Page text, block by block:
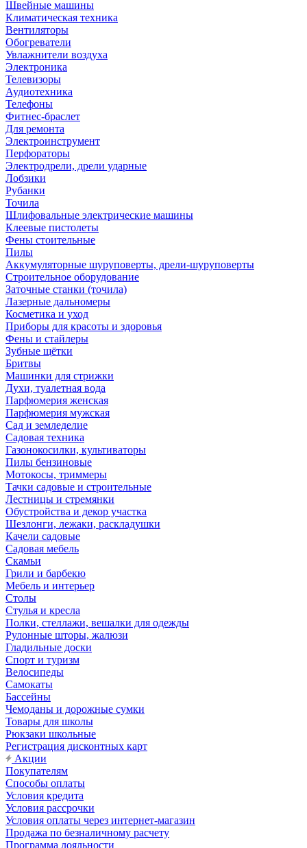
Швейные машины
Климатическая техника
Вентиляторы
Обогреватели
Увлажнители воздуха
Электроника
Телевизоры
Аудиотехника
Телефоны
Фитнес-браслет
Для ремонта
Электроинструмент
Перфораторы
Электродрели, дрели ударные
Лобзики
Рубанки
Точила
Шлифовальные электрические машины
Клеевые пистолеты
Фены стоительные
Пилы
Аккумуляторные шуруповерты, дрели-шуруповерты
Строительное оборудование
Заточные станки (точила)
Лазерные дальномеры
Косметика и уход
Приборы для красоты и здоровья
Фены и стайлеры
Зубные щётки
Бритвы
Машинки для стрижки
Духи, туалетная вода
Парфюмерия женская
Парфюмерия мужская
Сад и земледелие
Садовая техника
Газонокосилки, культиваторы
Пилы бензиновые
Мотокосы, триммеры
Тачки садовые и строительные
Лестницы и стремянки
Обустройства и декор участка
Шезлонги, лежаки, раскладушки
Качели садовые
Садовая мебель
Скамьи
Грили и барбекю
Мебель и интерьер
Столы
Стулья и кресла
Полки, стеллажи, вешалки для одежды
Рулонные шторы, жалюзи
Гладильные доски
Спорт и туризм
Велосипеды
Самокаты
Бассейны
Чемоданы и дорожные сумки
Товары для школы
Рюкзаки школьные
Регистрация дисконтных карт
Акции
Покупателям
Способы оплаты
Условия кредита
Условия рассрочки
Условия оплаты через интернет-магазин
Продажа по безналичному расчету
Программа лояльности